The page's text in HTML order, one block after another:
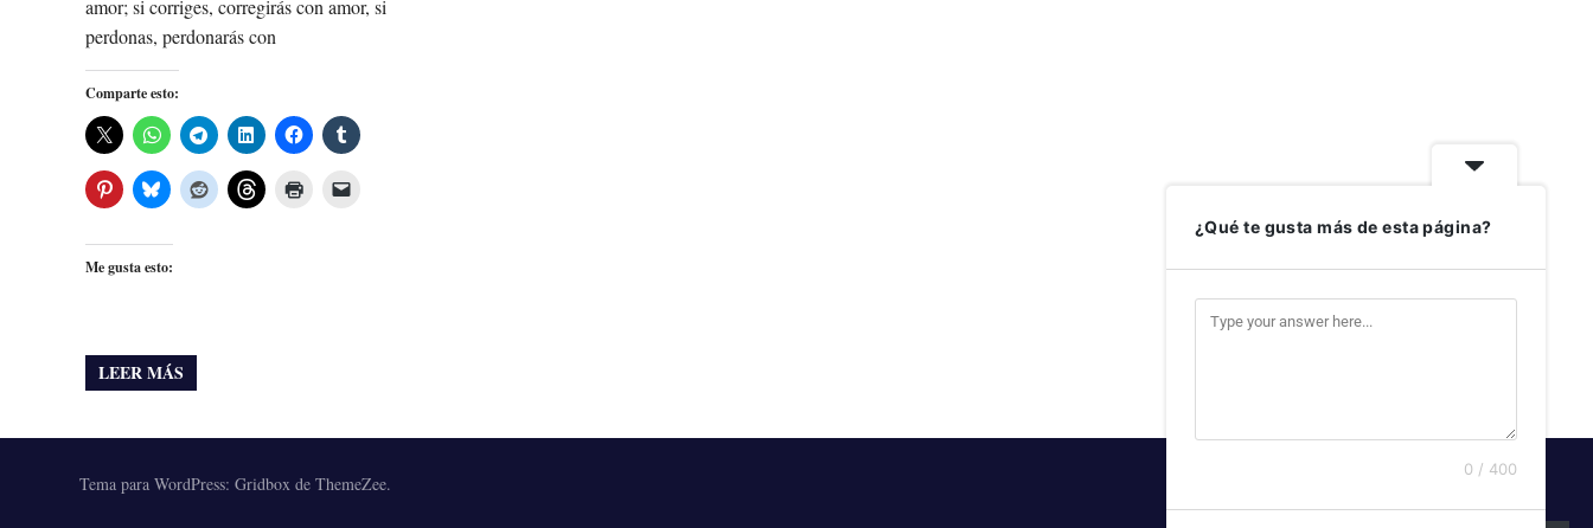
amor; si corriges, corregirás con amor, si
perdonas, perdonarás con
Comparte esto:
Me gusta esto:
LEER MÁS
Tema para WordPress: Gridbox de ThemeZee.
¿Qué te gusta más de esta página?
0 / 400